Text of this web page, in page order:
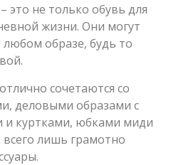
это не только обувь для
жизни. Они могут
образе, будь то
сочетаются со
деловыми образами с
куртками, юбками миди
лишь грамотно